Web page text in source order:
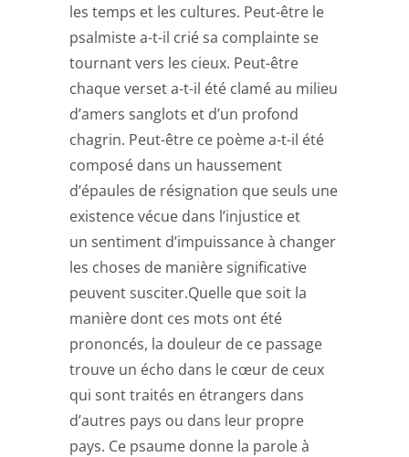
les temps et les cultures. Peut-être le
psalmiste a-t-il crié sa complainte se
tournant vers les cieux. Peut-être
chaque verset a-t-il été clamé au milieu
d’amers sanglots et d’un profond
chagrin. Peut-être ce poème a-t-il été
composé dans un haussement
d’épaules de résignation que seuls une
existence vécue dans l’injustice et
un sentiment d’impuissance à changer
les choses de manière significative
peuvent susciter.Quelle que soit la
manière dont ces mots ont été
prononcés, la douleur de ce passage
trouve un écho dans le cœur de ceux
qui sont traités en étrangers dans
d’autres pays ou dans leur propre
pays. Ce psaume donne la parole à